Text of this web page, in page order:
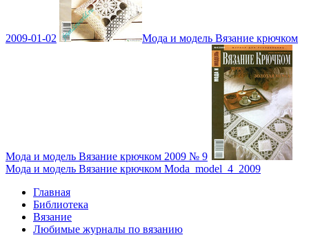
2009-01-02 Мода и модель Вязание крючком
Мода и модель Вязание крючком 2009 № 9
Мода и модель Вязание крючком Moda_model_4_2009
Главная
Библиотека
Вязание
Любимые журналы по вязанию